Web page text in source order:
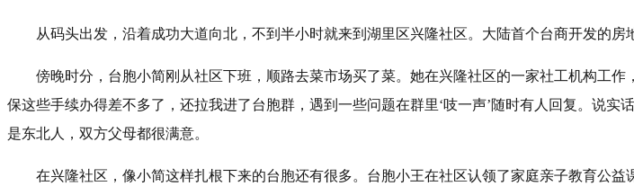
从码头出发，沿着成功大道向北，不到半小时就来到湖里区兴隆社区。大陆首个台商开发的
傍晚时分，台胞小简刚从社区下班，顺路去菜市场买了菜。她在兴隆社区的一家社工机构工
保这些手续办得差不多了，还拉我进了台胞群，遇到一些问题在群里‘吱一声’随时有人回复。说
是东北人，双方父母都很满意。
在兴隆社区，像小简这样扎根下来的台胞还有很多。台胞小王在社区认领了家庭亲子教育公